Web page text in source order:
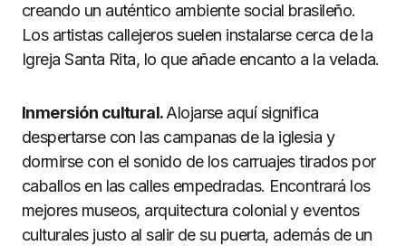
creando un auténtico ambiente social brasileño.
Los artistas callejeros suelen instalarse cerca de la
Igreja Santa Rita, lo que añade encanto a la velada.
Inmersión cultural.Alojarse aquí significa
despertarse con las campanas de la iglesia y
dormirse con el sonido de los carruajes tirados por
caballos en las calles empedradas. Encontrará los
mejores museos, arquitectura colonial y eventos
culturales justo al salir de su puerta, además de un